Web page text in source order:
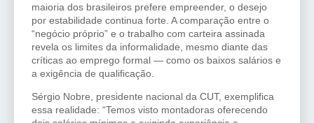
maioria dos brasileiros prefere empreender, o desejo
por estabilidade continua forte. A comparação entre o
“negócio próprio” e o trabalho com carteira assinada
revela os limites da informalidade, mesmo diante das
críticas ao emprego formal — como os baixos salários e
a exigência de qualificação.
Sérgio Nobre, presidente nacional da CUT, exemplifica
essa realidade: “Temos visto montadoras oferecendo